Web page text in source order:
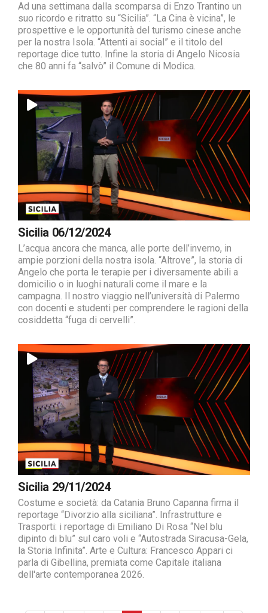
Ad una settimana dalla scomparsa di Enzo Trantino un
suo ricordo e ritratto su “Sicilia”. “La Cina è vicina”, le
prospettive e le opportunità del turismo cinese anche
per la nostra Isola. “Attenti ai social” e il titolo del
reportage dice tutto. Infine la storia di Angelo Nicosia
che 80 anni fa “salvò” il Comune di Modica.
Sicilia 06/12/2024
L’acqua ancora che manca, alle porte dell’inverno, in
ampie porzioni della nostra isola. “Altrove”, la storia di
Angelo che porta le terapie per i diversamente abili a
domicilio o in luoghi naturali come il mare e la
campagna. Il nostro viaggio nell’università di Palermo
con docenti e studenti per comprendere le ragioni della
cosiddetta “fuga di cervelli”.
Sicilia 29/11/2024
Costume e società: da Catania Bruno Capanna firma il
reportage “Divorzio alla siciliana”. Infrastrutture e
Trasporti: i reportage di Emiliano Di Rosa “Nel blu
dipinto di blu” sul caro voli e “Autostrada Siracusa-Gela,
la Storia Infinita”. Arte e Cultura: Francesco Appari ci
parla di Gibellina, premiata come Capitale italiana
dell'arte contemporanea 2026.